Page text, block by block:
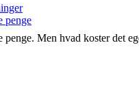
penge
penge. Men hvad koster det